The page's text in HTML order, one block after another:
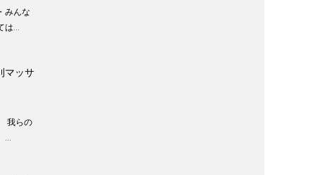
みんな
…
マッサ
我らの